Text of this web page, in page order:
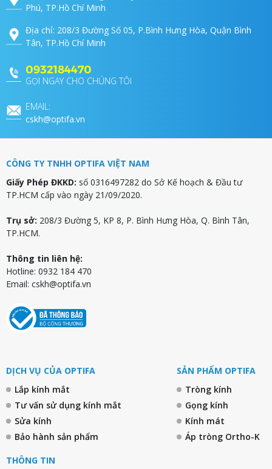
Phú, TP.Hồ Chí Minh
Địa chỉ: 208/3 Đường Số 05, P.Bình Hưng Hòa, Quận Bình
Tân, TP.Hồ Chí Minh
0932184470
GỌI NGAY CHO CHÚNG TÔI
EMAIL:
cskh@optifa.vn
CÔNG TY TNHH OPTIFA VIỆT NAM
Giấy Phép ĐKKD: số 0316497282 do Sở Kế hoạch & Đầu tư
TP.HCM cấp vào ngày 21/09/2020.
Trụ sở: 208/3 Đường 5, KP 8, P. Bình Hưng Hòa, Q. Bình Tân,
TP.HCM.
Thông tin liên hệ:
Hotline: 0932 184 470
Email: cskh@optifa.vn
DỊCH VỤ CỦA OPTIFA
Lắp kính mắt
Tư vấn sử dụng kính mắt
Sửa kính
Bảo hành sản phẩm
SẢN PHẨM OPTIFA
Tròng kính
Gọng kính
Kính mát
Áp tròng Ortho-K
THÔNG TIN